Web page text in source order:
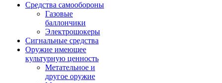
Средства самообороны
Газовые
баллончики
Электрошокеры
Сигнальные средства
Оружие имеющее
культурную ценность
Метательное и
другое оружие